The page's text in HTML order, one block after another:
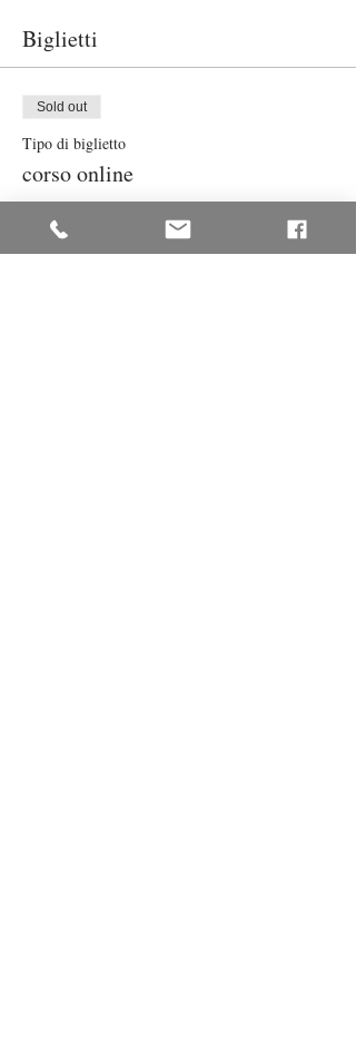
Biglietti
Sold out
Tipo di biglietto
corso online
Prezzo